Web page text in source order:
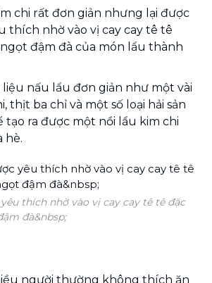
chi rất đơn giản nhưng lại được
thích nhờ vào vị cay cay tê tê
đậm đà của món lẩu thành
nấu lẩu đơn giản như một vài
thịt ba chỉ và một số loại hải sản
tạo ra được một nồi lẩu kim chi
hè.
thích nhờ vào vị cay cay tê tê đặc
đà&nbsp;
người thường không thích ăn